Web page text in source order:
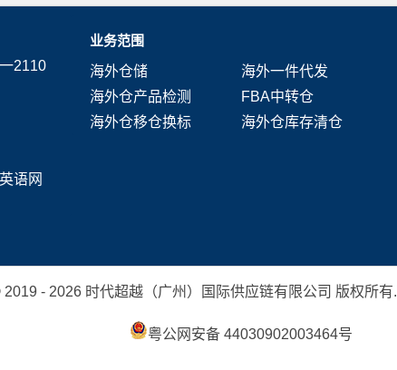
2110
英语网
业务范围
海外仓储
海外一件代发
海外仓产品检测
FBA中转仓
海外仓移仓换标
海外仓库存清仓
- 2026 时代超越（广州）国际供应链有限公司 版权所有.
粤公网安备 44030902003464号